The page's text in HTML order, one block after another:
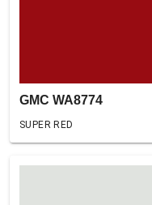
GMC WA8774
SUPER RED